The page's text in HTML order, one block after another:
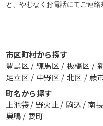
と、やむなくお電話にてご連絡
市区町村から探す
豊島区 / 練馬区 / 板橋区 /
足立区 / 中野区 / 北区 / 蕨
町名から探す
上池袋 / 野火止 / 駒込 / 南
巣鴨 / 要町